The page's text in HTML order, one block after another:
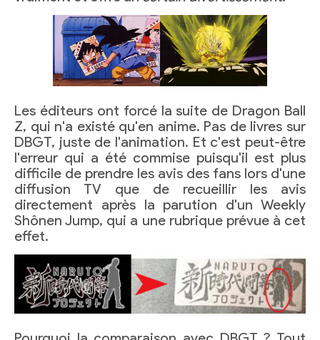
Les éditeurs ont forcé la suite de Dragon Ball
Z, qui n'a existé qu'en anime. Pas de livres sur
DBGT, juste de l'animation. Et c'est peut-être
l'erreur qui a été commise puisqu'il est plus
difficile de prendre les avis des fans lors d'une
diffusion TV que de recueillir les avis
directement après la parution d'un Weekly
Shônen Jump, qui a une rubrique prévue à cet
effet.